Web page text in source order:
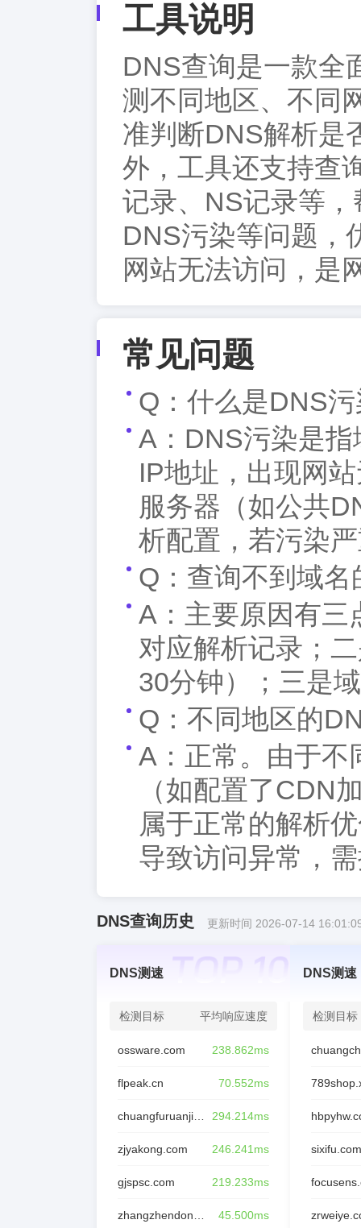
工具说明
DNS查询是一款全
测不同地区、不同
准判断DNS解析是
外，工具还支持查
记录、NS记录等
DNS污染等问题，
网站无法访问，是
常见问题
Q：什么是DNS
A：DNS污染是
IP地址，出现网
服务器（如公共
析配置，若污染
Q：查询不到域
A：主要原因有三
对应解析记录；
30分钟）；三是
Q：不同地区的
A：正常。由于不
（如配置了CDN
属于正常的解析
导致访问异常，
DNS查询历史 更新时间 2026-07-14
DNS测速
检测目标 平均响应速度
ossware.com 238.862ms
flpeak.cn 70.552ms
294.214ms
zjyakong.com 246.241ms
gjspsc.com 219.233ms
45.500ms
DNS测速
检测目标
sixifu.com